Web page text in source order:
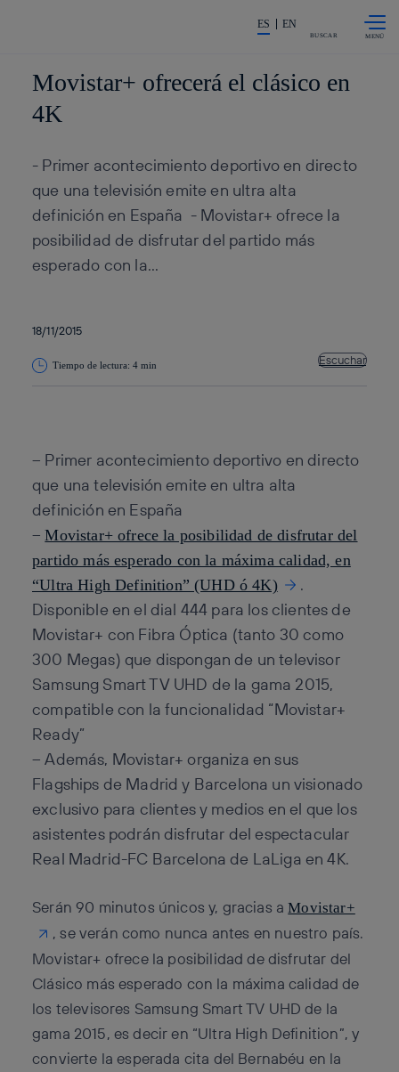
La acción en accionistas e
ES EN
BUSCAR
Movistar+ ofrecerá el clásico en
4K
- Primer acontecimiento deportivo en directo
que una televisión emite en ultra alta
definición en España - Movistar+ ofrece la
posibilidad de disfrutar del partido más
esperado con la...
18/11/2015
Tiempo de lectura: 4 min Escuchar
– Primer acontecimiento deportivo en directo
que una televisión emite en ultra alta
definición en España
–Movistar+ ofrece la posibilidad de disfrutar del
partido más esperado con la máxima calidad, en
“Ultra High Definition” (UHD ó 4K)
.
Disponible en el dial 444 para los clientes de
Movistar+ con Fibra Óptica (tanto 30 como
300 Megas) que dispongan de un televisor
Samsung Smart TV UHD de la gama 2015,
compatible con la funcionalidad “Movistar+
Ready”
– Además, Movistar+ organiza en sus
Flagships de Madrid y Barcelona un visionado
exclusivo para clientes y medios en el que los
asistentes podrán disfrutar del espectacular
Real Madrid-FC Barcelona de LaLiga en 4K.
Serán 90 minutos únicos y, gracias aMovistar+
, se verán como nunca antes en nuestro país.
Movistar+ ofrece la posibilidad de disfrutar del
Clásico más esperado con la máxima calidad de
los televisores Samsung Smart TV UHD de la
gama 2015, es decir en “Ultra High Definition”, y
convierte la esperada cita del Bernabéu en la